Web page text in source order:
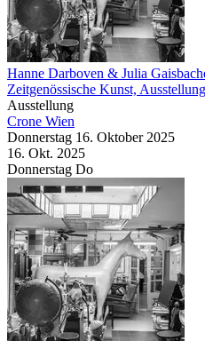
Hanne Darboven & Julia
Zeitgenössische Kunst, Ausstellung
Ausstellung
Crone Wien
Donnerstag 16. Oktober2025
16. Okt. 2025
Donnerstag Do